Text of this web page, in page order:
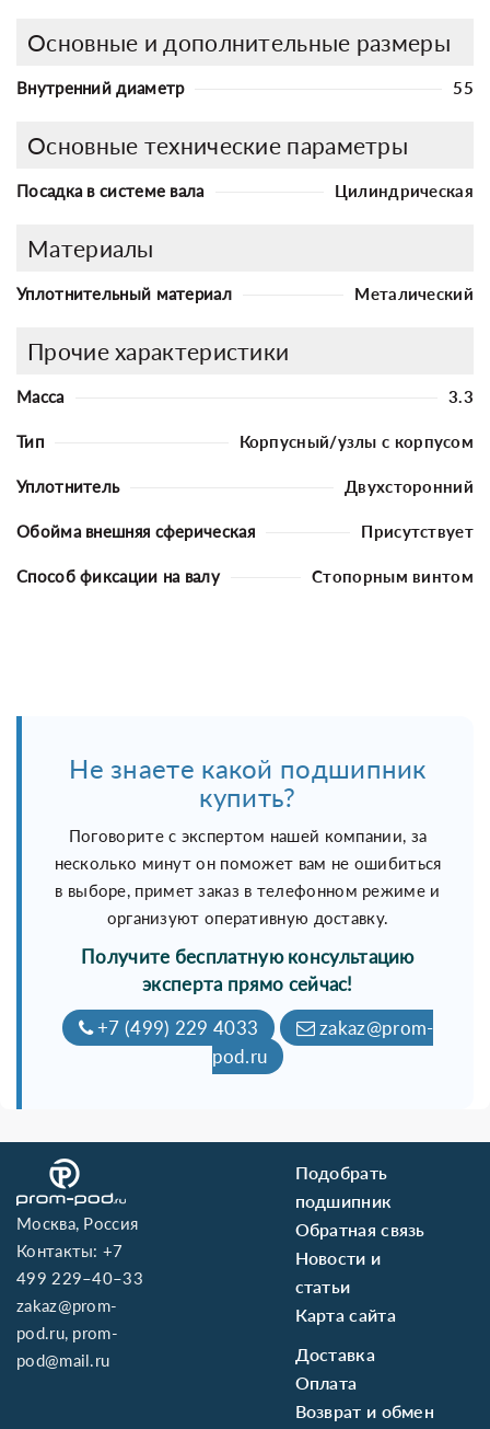
Основные и дополнительные размеры
Внутренний диаметр 55
Основные технические параметры
Посадка в системе вала Цилиндрическая
Материалы
Уплотнительный материал Металический
Прочие характеристики
Масса 3.3
Тип Корпусный/узлы с корпусом
Уплотнитель Двухсторонний
Обойма внешняя сферическая Присутствует
Способ фиксации на валу Стопорным винтом
Не знаете какой подшипник
купить?
Поговорите с экспертом нашей компании, за
несколько минут он поможет вам не ошибиться
в выборе, примет заказ в телефонном режиме и
организуют оперативную доставку.
Получите бесплатную консультацию
эксперта прямо сейчас!
+7 (499) 229 4033
zakaz@prom-
pod.ru
Москва, Россия
Контакты:+7
499 229–40–33
zakaz@prom-
pod.ru, prom-
pod@mail.ru
Подобрать
подшипник
Обратная связь
Новости и
статьи
Карта сайта
Доставка
Оплата
Возврат и обмен